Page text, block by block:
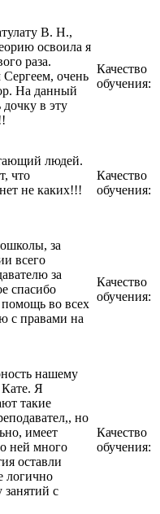
В. Н.,
освоила я
раза.
очень
На данный
в эту
Качество
обучения:
людей.
что
не каких!!!
Качество
обучения:
за
всего
за
спасибо
помощь во всех
с правами на
Качество
обучения:
нашему
Я
такие
но
имеет
ней много
оставли
логично
с
Качество
обучения: